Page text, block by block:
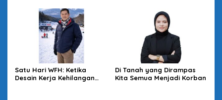
Melawan Terancam
Satu Hari WFH: Ketika
Desain Kerja Kehilangan
Di Tanah yang Dirampas
Kita Semua Menjadi Korban